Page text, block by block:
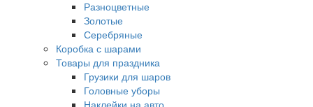
Разноцветные
Золотые
Серебряные
Коробка с шарами
Товары для праздника
Грузики для шаров
Головные уборы
Наклейки на авто